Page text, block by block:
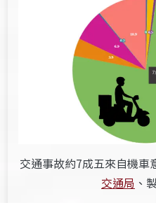
交通事故約7成五來自機車
交通局 、